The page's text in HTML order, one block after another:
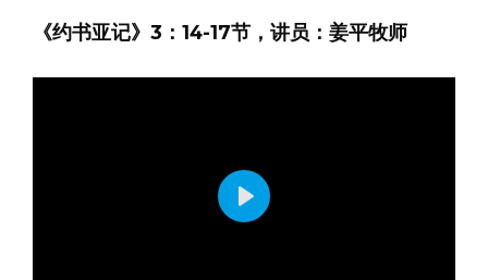
《约书亚记》3：14-17节，讲员：姜平牧师
Play